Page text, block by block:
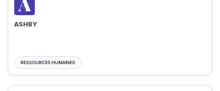
ASHBY
RESSOURCES HUMAINES